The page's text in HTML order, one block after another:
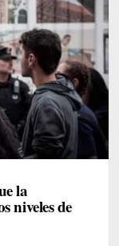
la
niveles de